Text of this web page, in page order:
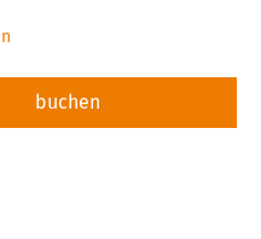
buchen